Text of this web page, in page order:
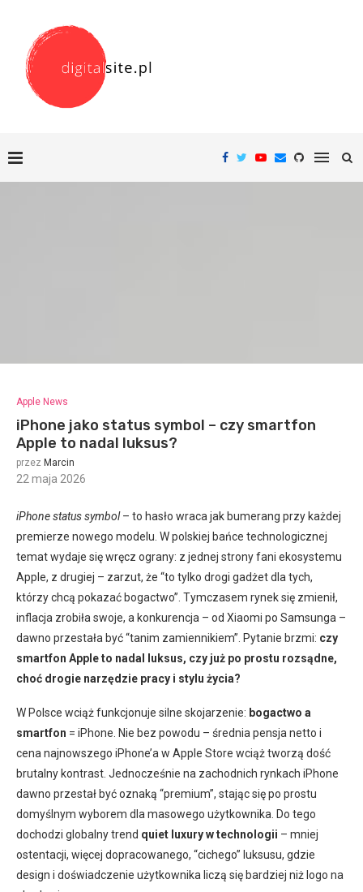
Apple News
iPhone jako status symbol – czy smartfon
Apple to nadal luksus?
przez Marcin
22 maja 2026
iPhone status symbol– to hasło wraca jak bumerang przy każdej
premierze nowego modelu. W polskiej bańce technologicznej
temat wydaje się wręcz ograny: z jednej strony fani ekosystemu
Apple, z drugiej – zarzut, że “to tylko drogi gadżet dla tych,
którzy chcą pokazać bogactwo”. Tymczasem rynek się zmienił,
inflacja zrobiła swoje, a konkurencja – od Xiaomi po Samsunga –
dawno przestała być “tanim zamiennikiem”. Pytanie brzmi: czy
smartfon Apple to nadal luksus, czy już po prostu rozsądne,
choć drogie narzędzie pracy i stylu życia?
W Polsce wciąż funkcjonuje silne skojarzenie: bogactwo a
smartfon = iPhone. Nie bez powodu – średnia pensja netto i
cena najnowszego iPhone’a w Apple Store wciąż tworzą dość
brutalny kontrast. Jednocześnie na zachodnich rynkach iPhone
dawno przestał być oznaką “premium”, stając się po prostu
domyślnym wyborem dla masowego użytkownika. Do tego
dochodzi globalny trend quiet luxury w technologii – mniej
ostentacji, więcej dopracowanego, “cichego” luksusu, gdzie
design i doświadczenie użytkownika liczą się bardziej niż logo na